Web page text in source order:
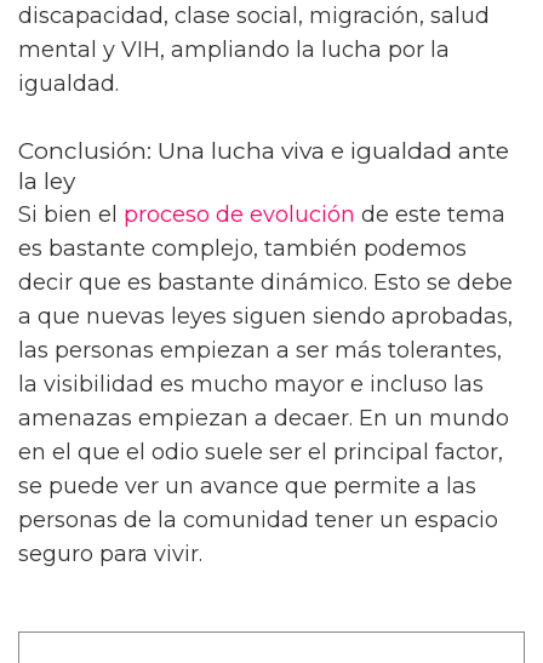
discapacidad, clase social, migración, salud
mental y VIH, ampliando la lucha por la
igualdad.
Conclusión: Una lucha viva e igualdad ante
la ley
Si bien el proceso de evolución de este tema
es bastante complejo, también podemos
decir que es bastante dinámico. Esto se debe
a que nuevas leyes siguen siendo aprobadas,
las personas empiezan a ser más tolerantes,
la visibilidad es mucho mayor e incluso las
amenazas empiezan a decaer. En un mundo
en el que el odio suele ser el principal factor,
se puede ver un avance que permite a las
personas de la comunidad tener un espacio
seguro para vivir.